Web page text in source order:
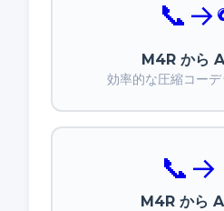
📞 →
M4R から
効率的な圧縮コーデ
📞 →
M4R から